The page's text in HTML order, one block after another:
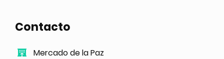
Contacto
Mercado de la Paz